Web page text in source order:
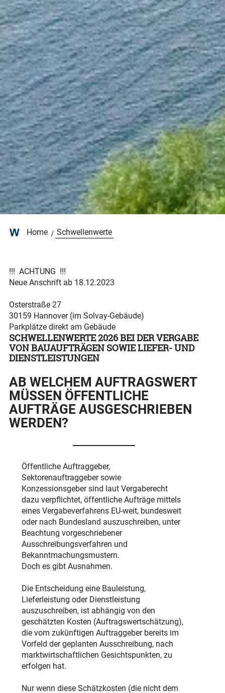
Home / Schwellenwerte
!!! ACHTUNG !!!
Neue Anschrift ab 18.12.2023
Osterstraße 27
30159 Hannover (im Solvay-Gebäude)
Parkplätze direkt am Gebäude
SCHWELLENWERTE 2026 BEI DER VERGABE
VON BAUAUFTRÄGEN SOWIE LIEFER- UND
DIENSTLEISTUNGEN
AB WELCHEM AUFTRAGSWERT
MÜSSEN ÖFFENTLICHE
AUFTRÄGE AUSGESCHRIEBEN
WERDEN?
Öffentliche Auftraggeber,
Sektorenauftraggeber sowie
Konzessionsgeber sind laut Vergaberecht
dazu verpflichtet, öffentliche Aufträge mittels
eines Vergabeverfahrens EU-weit, bundesweit
oder nach Bundesland auszuschreiben, unter
Beachtung vorgeschriebener
Ausschreibungsverfahren und
Bekanntmachungsmustern.
Doch es gibt Ausnahmen.
Die Entscheidung eine Bauleistung,
Lieferleistung oder Dienstleistung
auszuschreiben, ist abhängig von den
geschätzten Kosten (Auftragswertschätzung),
die vom zukünftigen Auftraggeber bereits im
Vorfeld der geplanten Ausschreibung, nach
marktwirtschaftlichen Gesichtspunkten, zu
erfolgen hat.
Nur wenn diese Schätzkosten (die nicht dem